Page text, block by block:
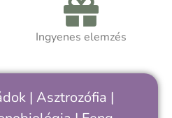
Ingyenes elemzés
| Asztrozófia |